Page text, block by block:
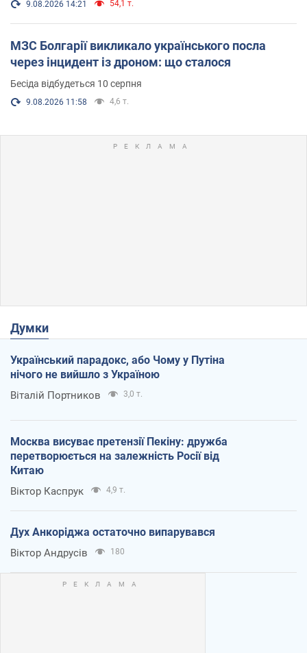
9.08.2026 14:21 54,1 т.
МЗС Болгарії викликало українського посла
через інцидент із дроном: що сталося
Бесіда відбудеться 10 серпня
9.08.2026 11:58 4,6 т.
Думки
Український парадокс, або Чому у Путіна
нічого не вийшло з Україною
Віталій Портников 3,0 т.
Москва висуває претензії Пекіну: дружба
перетворюється на залежність Росії від
Китаю
Віктор Каспрук 4,9 т.
Дух Анкоріджа остаточно випарувався
Віктор Андрусів 180